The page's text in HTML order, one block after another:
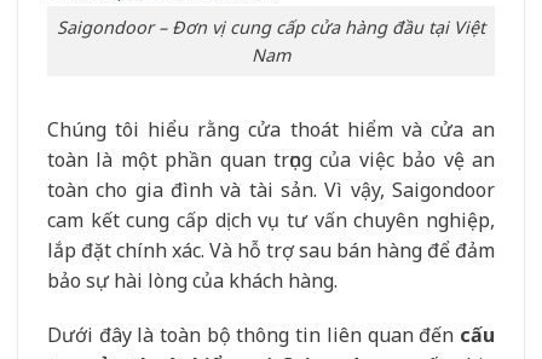
Saigondoor – Đơn vị cung cấp cửa hàng đầu tại Việt
Nam
Chúng tôi hiểu rằng cửa thoát hiểm và cửa an
toàn là một phần quan trọng của việc bảo vệ an
toàn cho gia đình và tài sản. Vì vậy, Saigondoor
cam kết cung cấp dịch vụ tư vấn chuyên nghiệp,
lắp đặt chính xác. Và hỗ trợ sau bán hàng để đảm
bảo sự hài lòng của khách hàng.
Dưới đây là toàn bộ thông tin liên quan đến cấu